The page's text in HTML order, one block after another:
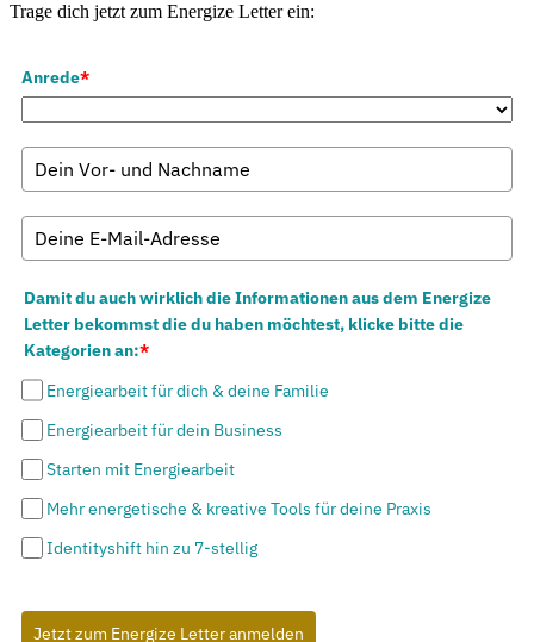
Trage dich jetzt zum Energize Letter ein:
Anrede*
Damit du auch wirklich die Informationen aus dem Energize
Letter bekommst die du haben möchtest, klicke bitte die
Kategorien an:*
Energiearbeit für dich & deine Familie
Energiearbeit für dein Business
Starten mit Energiearbeit
Mehr energetische & kreative Tools für deine Praxis
Identityshift hin zu 7-stellig
Jetzt zum Energize Letter anmelden